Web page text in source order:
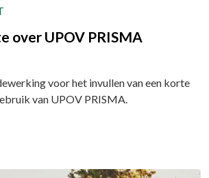
over UPOV PRISMA
voor het invullen van een korte
van UPOV PRISMA.